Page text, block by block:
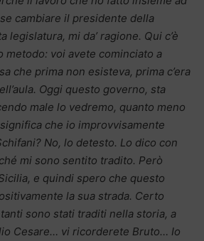
cambiare il presidente della
legislatura, mi da’ ragione. Qui c’è
metodo: voi avete cominciato a
che prima non esisteva, prima c’era
Oggi questo governo, sta
male lo vedremo, quanto meno
che io improvvisamente
No, lo detesto. Lo dico con
mi sono sentito tradito. Però
e quindi spero che questo
la sua strada. Certo
sono stati traditi nella storia, a
Cesare… vi ricorderete Bruto… Io